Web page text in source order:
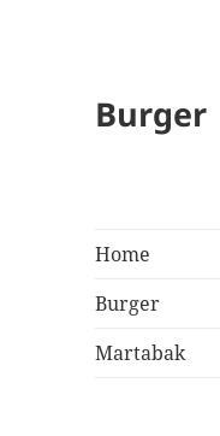
Burger
Home
Burger
Martabak